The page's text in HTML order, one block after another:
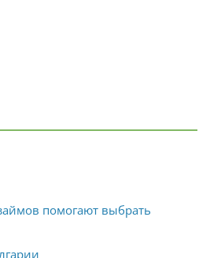
помогают выбрать